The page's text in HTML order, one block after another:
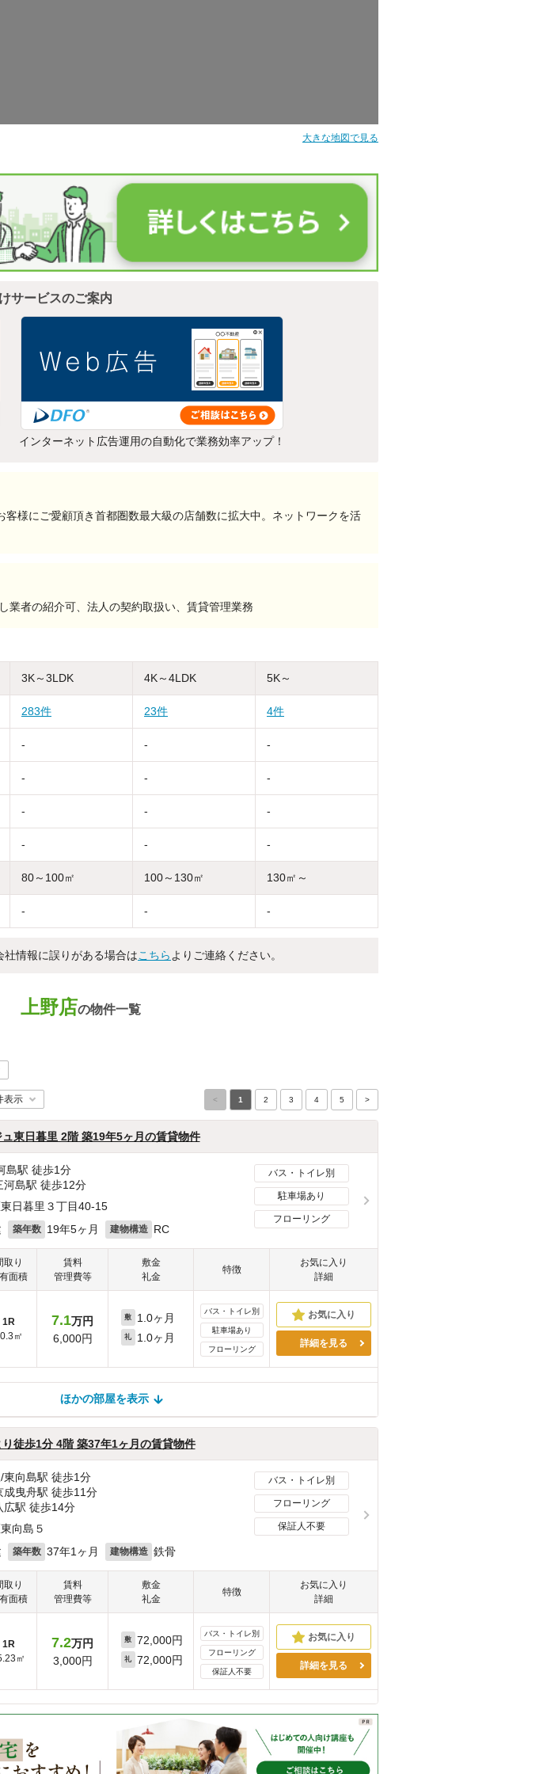
大きな地図で見る
サービスのご案内
インターネット広告運用の自動化で業務効率アップ！
客様にご愛顧頂き首都圏数最大級の店舗数に拡大中。ネットワークを活
業者の紹介可、法人の契約取扱い、賃貸管理業務
3K～3LDK 4K～4LDK 5K～
283件 23件 4件
- - -
- - -
- - -
- - -
80～100㎡ 100～130㎡ 130㎡～
- - -
情報に誤りがある場合はこちら よりご連絡ください。
上野店の物件一覧
< 1 2 3 4 5 >
東日暮里 2階 築19年5ヶ月の賃貸物件
島駅 徒歩1分
河島駅 徒歩12分
日暮里３丁目40-15
築年数 19年5ヶ月 建物構造 RC
バス・トイレ別
駐車場あり
フローリング
取り
面積
賃料
管理費等
敷金
礼金
特徴
お気に入り
詳細
1R
㎡
7.1万円
6,000円
敷 1.0ヶ月
礼 1.0ヶ月
バス・トイレ別
駐車場あり
フローリング
詳細を見る
ほかの部屋を表示
した
徒歩1分 4階 築37年1ヶ月の賃貸物件
東向島駅 徒歩1分
成曳舟駅 徒歩11分
広駅 徒歩14分
向島５
築年数 37年1ヶ月 建物構造 鉄骨
バス・トイレ別
フローリング
保証人不要
取り
面積
賃料
管理費等
敷金
礼金
特徴
お気に入り
詳細
1R
㎡
7.2万円
3,000円
敷 72,000円
礼 72,000円
バス・トイレ別
フローリング
保証人不要
詳細を見る